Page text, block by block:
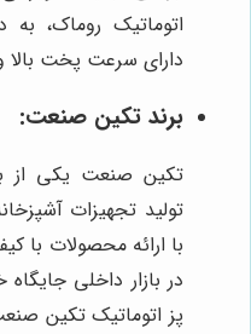
اتوماتیک روماک، به
دارای سرعت پخت
برند تکین صنعت:
تکین صنعت یکی از
تولید تجهیزات
با ارائه محصولات با
در بازار داخلی
پز اتوماتیک تکین